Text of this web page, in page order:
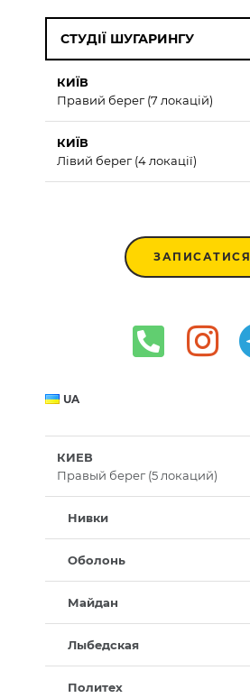
СТУДІЇ ШУГАРИНГУ
КИЇВ
Правий берег (7 локацій)
КИЇВ
Лівий берег (4 локації)
ЗАПИСАТИСЯ
UA
КИЕВ
Правый берег (5 локаций)
Нивки
Оболонь
Майдан
Лыбедская
Политех